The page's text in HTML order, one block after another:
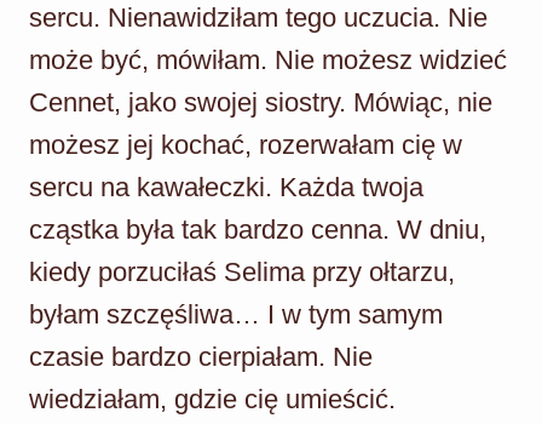
sercu. Nienawidziłam tego uczucia. Nie
może być, mówiłam. Nie możesz widzieć
Cennet, jako swojej siostry. Mówiąc, nie
możesz jej kochać, rozerwałam cię w
sercu na kawałeczki. Każda twoja
cząstka była tak bardzo cenna. W dniu,
kiedy porzuciłaś Selima przy ołtarzu,
byłam szczęśliwa… I w tym samym
czasie bardzo cierpiałam. Nie
wiedziałam, gdzie cię umieścić.